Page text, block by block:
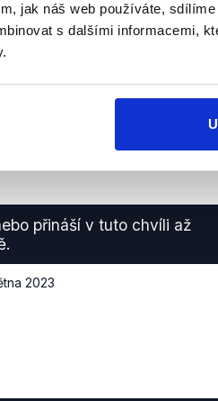
jak náš web používáte,
s dalšími informacemi,
které v tuto chvíli
historicky nejvyšší schodek
přináší v tuto chvíli až
2023